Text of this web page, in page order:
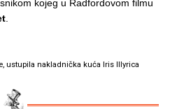
kojeg u Radfordovom filmu
ustupila nakladnička kuća Iris Illyrica